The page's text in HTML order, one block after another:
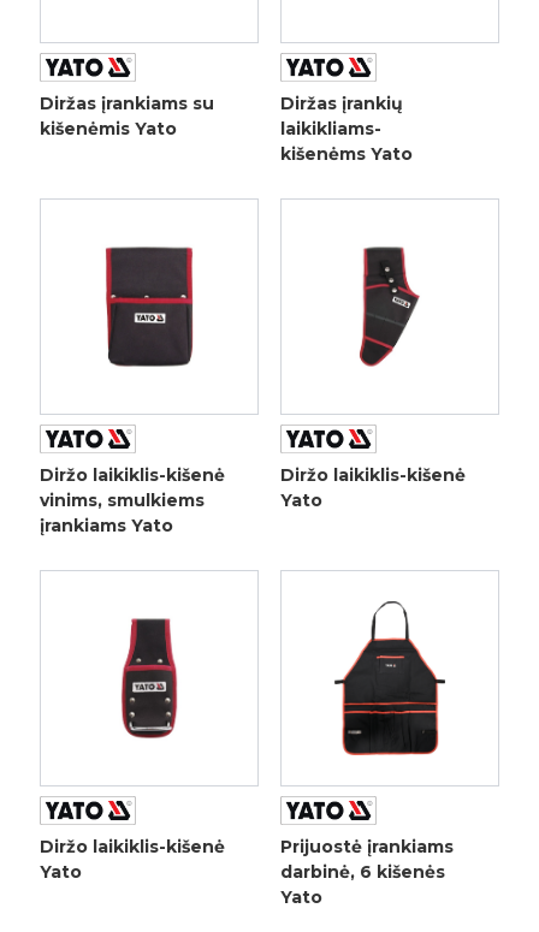
Diržas įrankiams su
kišenėmis Yato
Diržas įrankių
laikikliams-
kišenėms Yato
Diržo laikiklis-kišenė
vinims, smulkiems
įrankiams Yato
Diržo laikiklis-kišenė
Yato
Diržo laikiklis-kišenė
Yato
Prijuostė įrankiams
darbinė, 6 kišenės
Yato